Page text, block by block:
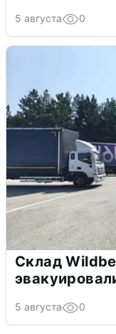
5 августа 0
Склад
5 августа 0